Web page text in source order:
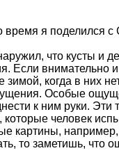
время я поделился
что кусты и
Если внимательно
зимой, когда в них
Особые
к ним руки.
которые человек
картины,
то заметишь, что